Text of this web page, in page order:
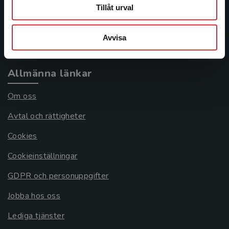
Tillåt urval
Avvisa
Köpvillkor
Allmänna länkar
Om oss
Avtal och rättigheter
Cookies
Cookieinställningar
GDPR och personuppgifter
Jobba hos oss
Lediga tjänster